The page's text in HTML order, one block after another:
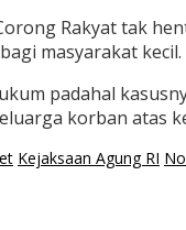
Rakyat tak
masyarakat kecil.
padahal
korban atas
Kejaksaan Agung RI